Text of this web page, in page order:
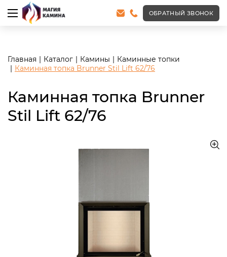
<meta name="robots" content="noindex, follow"/>
ОБРАТНЫЙ ЗВОНОК
Главная Каталог Камины
Каминные топки
Каминная топка Brunner Stil Lift 62/76
Каминная топка Brunner
Stil Lift 62/76